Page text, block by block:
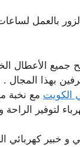
بالعمل
جميع الأعطال
بهذا المجال .
الكويت
لتوفير الراحة
و خبير